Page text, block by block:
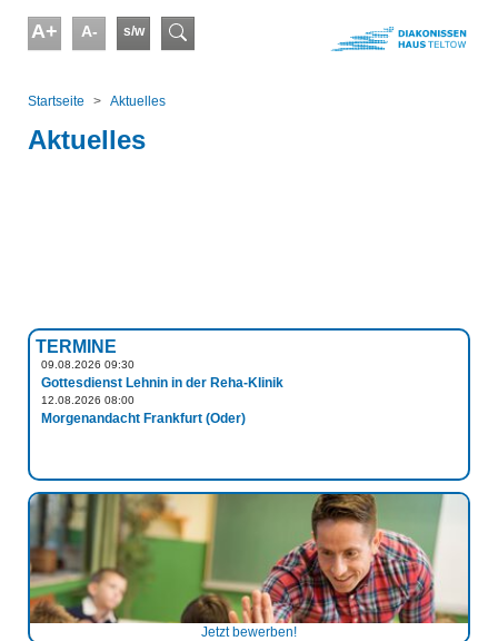
A+ A- s/w Suchformular
Startseite
Aktuelles
Aktuelles
TERMINE
09.08.2026 09:30
Gottesdienst Lehnin in der Reha-Klinik
12.08.2026 08:00
Morgenandacht Frankfurt (Oder)
Jetzt bewerben!